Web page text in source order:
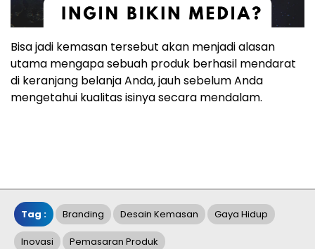
Bisa jadi kemasan tersebut akan menjadi alasan
utama mengapa sebuah produk berhasil mendarat
di keranjang belanja Anda, jauh sebelum Anda
mengetahui kualitas isinya secara mendalam.
Tag : Branding Desain Kemasan Gaya Hidup
Inovasi Pemasaran Produk